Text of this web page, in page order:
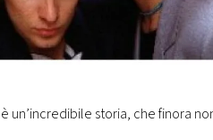
un’incredibile storia, che finora